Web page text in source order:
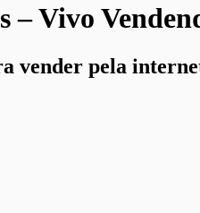
– Vivo
vender pela